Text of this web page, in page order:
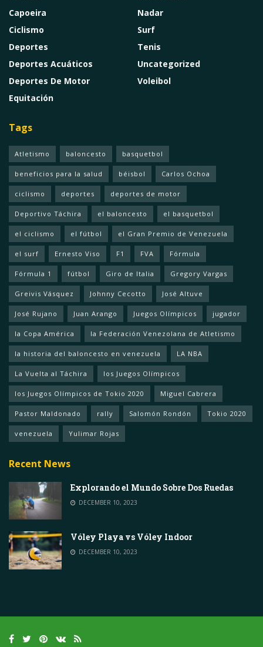
Capoeira
Ciclismo
Deportes
Deportes Acuáticos
Deportes De Motor
Equitación
Nadar
Surf
Tenis
Uncategorized
Voleibol
Tags
Atletismo baloncesto basquetbol
beneficios para la salud béisbol Carlos Ochoa
ciclismo deportes deportes de motor
Deportivo Táchira el baloncesto el basquetbol
el ciclismo el fútbol el Gran Premio de Venezuela
el surf Ernesto Viso F1 FVA Fórmula
Fórmula 1 fútbol Giro de Italia Gregory Vargas
Greivis Vásquez Johnny Cecotto José Altuve
José Rujano Juan Arango Juegos Olímpicos jugador
la Copa América la Federación Venezolana de Atletismo
la historia del baloncesto en venezuela LA NBA
La Vuelta al Táchira los Juegos Olímpicos
los Juegos Olímpicos de Tokio 2020 Miguel Cabrera
Pastor Maldonado rally Salomón Rondón Tokio 2020
venezuela Yulimar Rojas
Recent News
Explorando el Mundo Sobre Dos Ruedas
DECEMBER 10, 2023
Vóley Playa vs Vóley Indoor
DECEMBER 10, 2023